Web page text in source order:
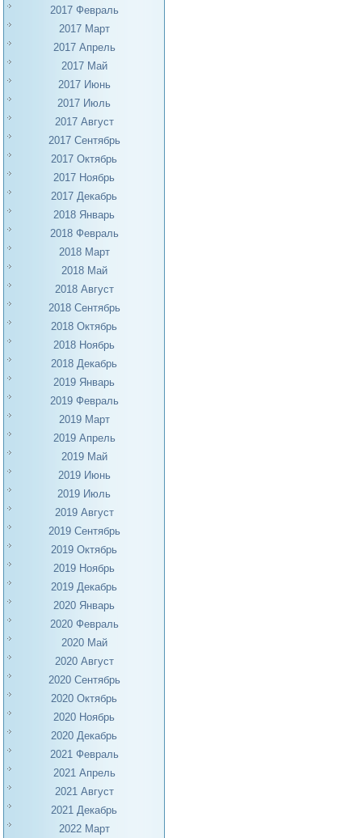
2017 Февраль
2017 Март
2017 Апрель
2017 Май
2017 Июнь
2017 Июль
2017 Август
2017 Сентябрь
2017 Октябрь
2017 Ноябрь
2017 Декабрь
2018 Январь
2018 Февраль
2018 Март
2018 Май
2018 Август
2018 Сентябрь
2018 Октябрь
2018 Ноябрь
2018 Декабрь
2019 Январь
2019 Февраль
2019 Март
2019 Апрель
2019 Май
2019 Июнь
2019 Июль
2019 Август
2019 Сентябрь
2019 Октябрь
2019 Ноябрь
2019 Декабрь
2020 Январь
2020 Февраль
2020 Май
2020 Август
2020 Сентябрь
2020 Октябрь
2020 Ноябрь
2020 Декабрь
2021 Февраль
2021 Апрель
2021 Август
2021 Декабрь
2022 Март